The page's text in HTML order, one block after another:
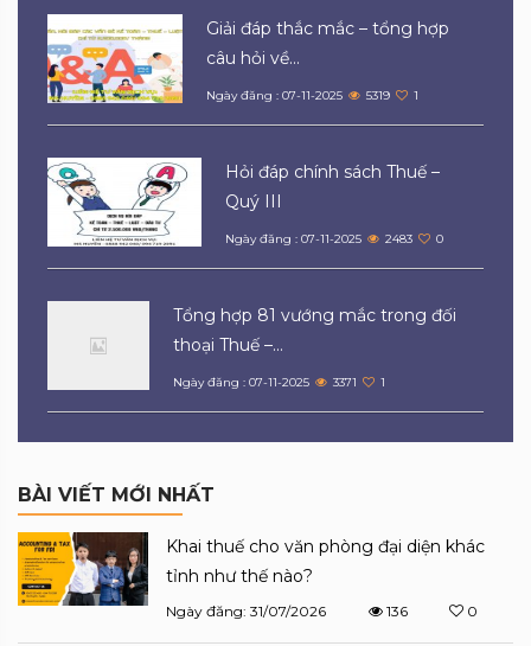
Giải đáp thắc mắc – tổng hợp
câu hỏi về...
Ngày đăng : 07-11-2025 5319 1
Hỏi đáp chính sách Thuế –
Quý III
Ngày đăng : 07-11-2025 2483 0
Tổng hợp 81 vướng mắc trong đối
thoại Thuế –...
Ngày đăng : 07-11-2025 3371 1
BÀI VIẾT MỚI NHẤT
Khai thuế cho văn phòng đại diện khác
tỉnh như thế nào?
Ngày đăng: 31/07/2026 136 0